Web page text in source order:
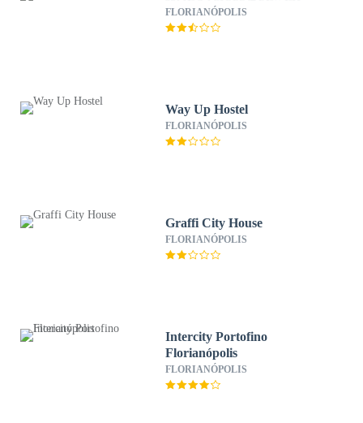
FLORIANÓPOLIS
Way Up Hostel
FLORIANÓPOLIS
Graffi City House
FLORIANÓPOLIS
Intercity Portofino
Florianópolis
FLORIANÓPOLIS